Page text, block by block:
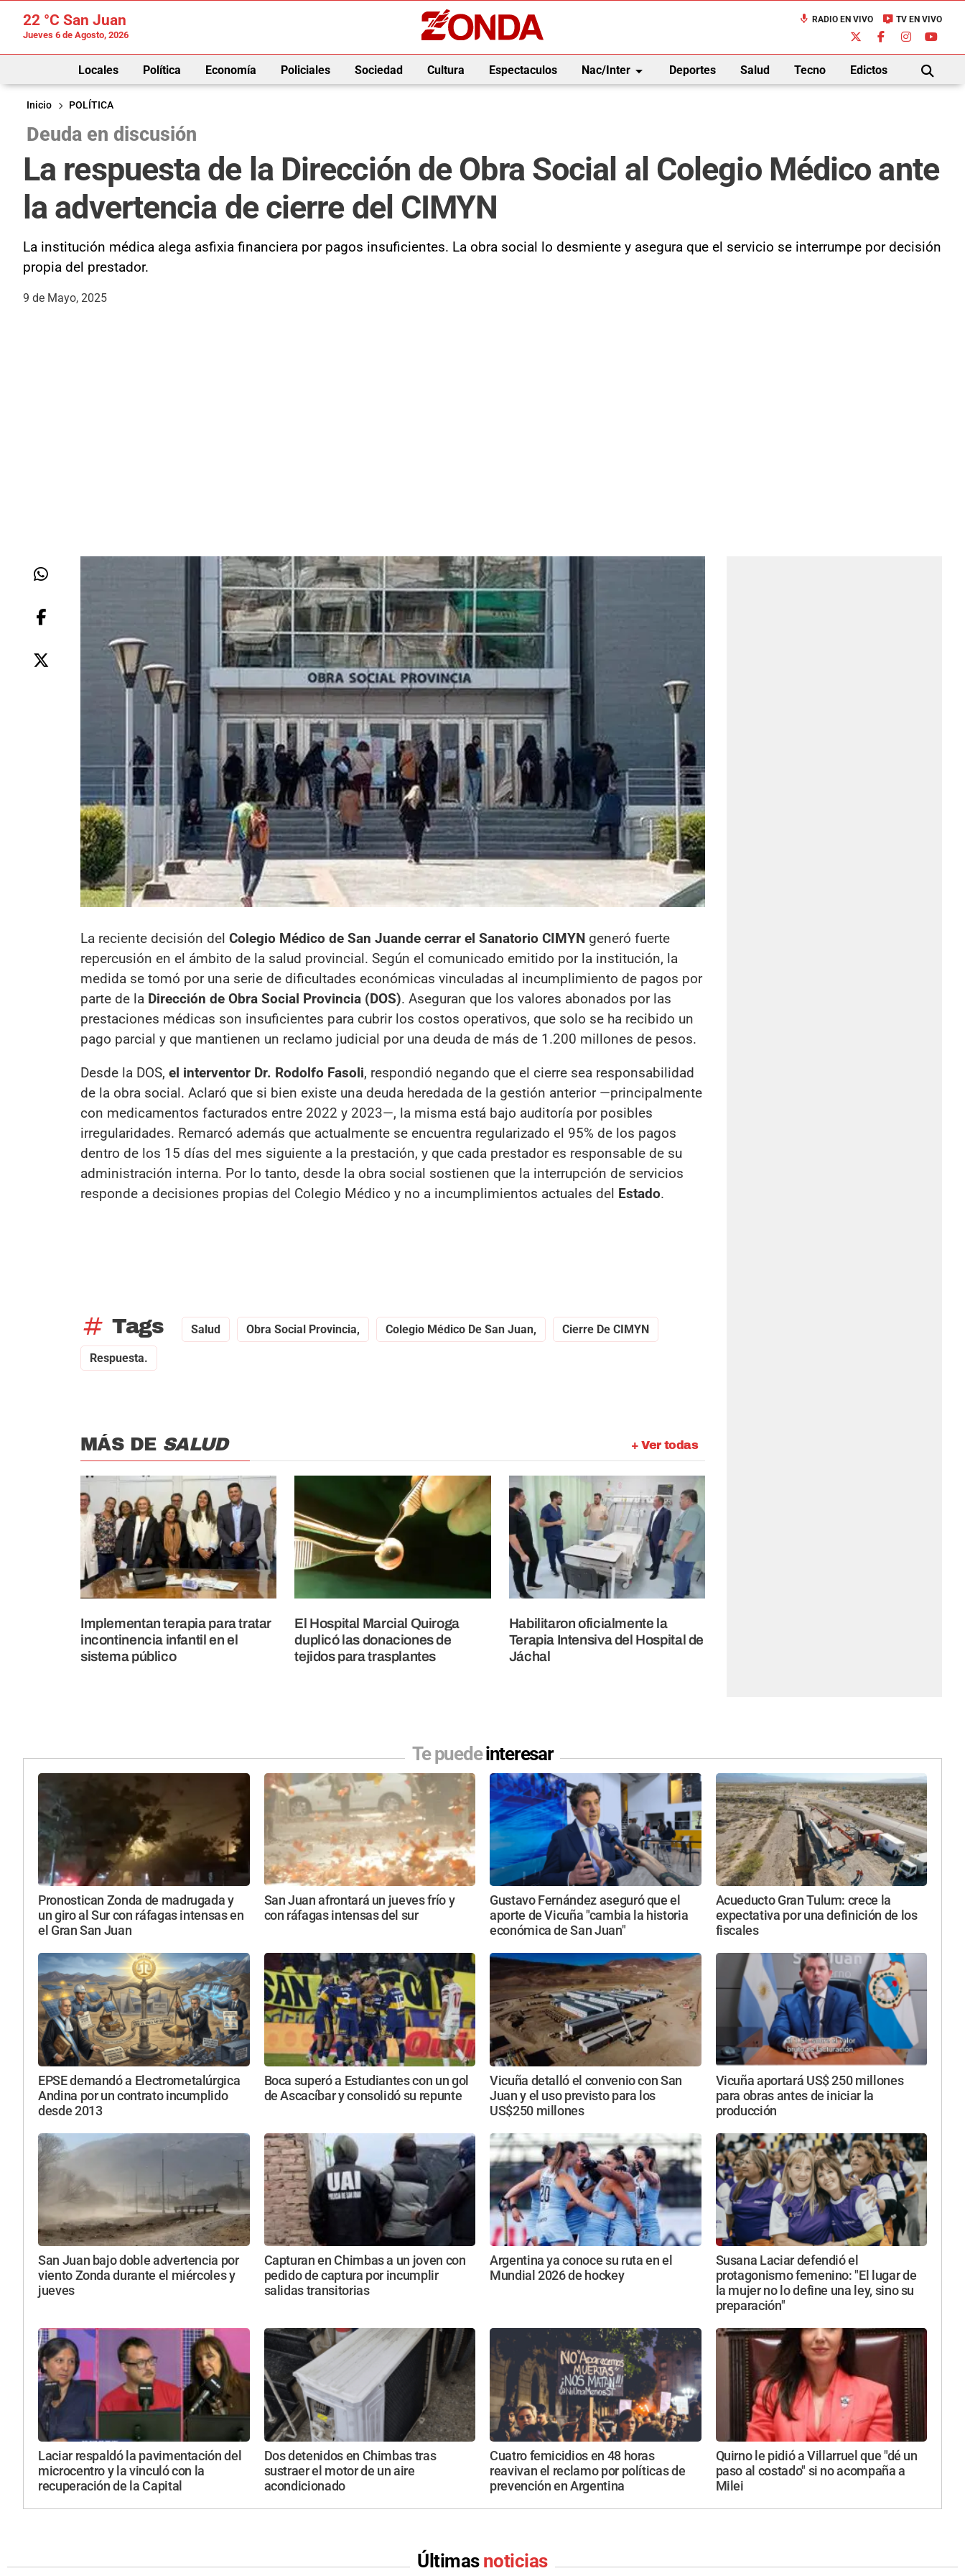
22 °C San Juan
Jueves 6 de Agosto, 2026
mic RADIO EN VIVO live_tv TV EN VIVO
Locales Política Economía Policiales Sociedad Cultura Espectaculos Nac/Interarrow_drop_down Deportes Salud Tecno Edictos
BUSCAR
Inicio
POLÍTICA
Deuda en discusión
La respuesta de la Dirección de Obra Social al Colegio Médico ante
la advertencia de cierre del CIMYN
La institución médica alega asfixia financiera por pagos insuficientes. La obra social lo desmiente y asegura que el servicio se interrumpe por decisión
propia del prestador.
9 de Mayo, 2025
La reciente decisión del Colegio Médico de San Juande cerrar el Sanatorio CIMYN generó fuerte
repercusión en el ámbito de la salud provincial. Según el comunicado emitido por la institución, la
medida se tomó por una serie de dificultades económicas vinculadas al incumplimiento de pagos por
parte de la Dirección de Obra Social Provincia (DOS). Aseguran que los valores abonados por las
prestaciones médicas son insuficientes para cubrir los costos operativos, que solo se ha recibido un
pago parcial y que mantienen un reclamo judicial por una deuda de más de 1.200 millones de pesos.
Desde la DOS, el interventor Dr. Rodolfo Fasoli, respondió negando que el cierre sea responsabilidad
de la obra social. Aclaró que si bien existe una deuda heredada de la gestión anterior —principalmente
con medicamentos facturados entre 2022 y 2023—, la misma está bajo auditoría por posibles
irregularidades. Remarcó además que actualmente se encuentra regularizado el 95% de los pagos
dentro de los 15 días del mes siguiente a la prestación, y que cada prestador es responsable de su
administración interna. Por lo tanto, desde la obra social sostienen que la interrupción de servicios
responde a decisiones propias del Colegio Médico y no a incumplimientos actuales del Estado.
tag Tags Salud Obra Social Provincia, Colegio Médico De San Juan, Cierre De CIMYN
Respuesta.
+ Ver todas
MÁS DE SALUD
Implementan terapia para tratar
incontinencia infantil en el
sistema público
El Hospital Marcial Quiroga
duplicó las donaciones de
tejidos para trasplantes
Habilitaron oficialmente la
Terapia Intensiva del Hospital de
Jáchal
Te puedeinteresar
Pronostican Zonda de madrugada y
un giro al Sur con ráfagas intensas en
el Gran San Juan
San Juan afrontará un jueves frío y
con ráfagas intensas del sur
Gustavo Fernández aseguró que el
aporte de Vicuña "cambia la historia
económica de San Juan"
Acueducto Gran Tulum: crece la
expectativa por una definición de los
fiscales
EPSE demandó a Electrometalúrgica
Andina por un contrato incumplido
desde 2013
Boca superó a Estudiantes con un gol
de Ascacíbar y consolidó su repunte
Vicuña detalló el convenio con San
Juan y el uso previsto para los
US$250 millones
Vicuña aportará US$ 250 millones
para obras antes de iniciar la
producción
San Juan bajo doble advertencia por
viento Zonda durante el miércoles y
jueves
Capturan en Chimbas a un joven con
pedido de captura por incumplir
salidas transitorias
Argentina ya conoce su ruta en el
Mundial 2026 de hockey
Susana Laciar defendió el
protagonismo femenino: "El lugar de
la mujer no lo define una ley, sino su
preparación"
Laciar respaldó la pavimentación del
microcentro y la vinculó con la
recuperación de la Capital
Dos detenidos en Chimbas tras
sustraer el motor de un aire
acondicionado
Cuatro femicidios en 48 horas
reavivan el reclamo por políticas de
prevención en Argentina
Quirno le pidió a Villarruel que "dé un
paso al costado" si no acompaña a
Milei
Últimas noticias